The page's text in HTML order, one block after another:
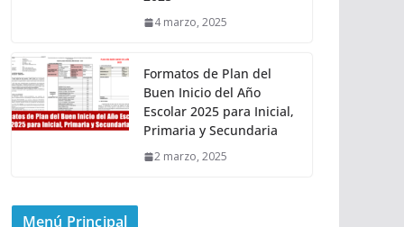
4 marzo, 2025
Formatos de Plan del
Buen Inicio del Año
Escolar 2025 para Inicial,
Primaria y Secundaria
2 marzo, 2025
Menú Principal